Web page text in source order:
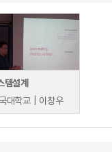
템설계
대학교 | 이창우